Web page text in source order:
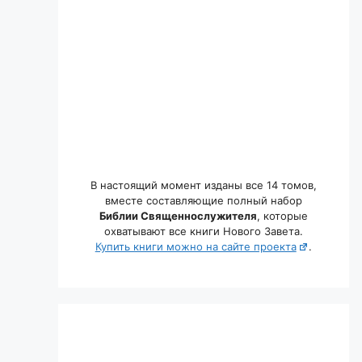
В настоящий момент изданы все 14 томов,
вместе составляющие полный набор
Библии Священнослужителя, которые
охватывают все книги Нового Завета.
Купить книги можно на сайте проекта
.